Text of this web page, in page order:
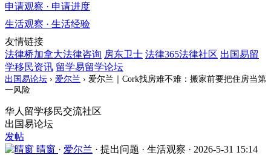
申请观察 · 申请进度
生活观察 · 生活经验
友情链接
法律桥加拿大法律咨询 房东卫士 法律365法律社区 出国易留
学移民资讯 留学易留学论坛
出国易论坛 › 爱尔兰 › 爱尔兰｜Cork找房难不难：搬家前要把住房当第
一风险
华人留学移民交流社区
出国易论坛
发帖
晴窗 · 爱尔兰 · 提出问题 · 生活观察 · 2026-5-31 15:14